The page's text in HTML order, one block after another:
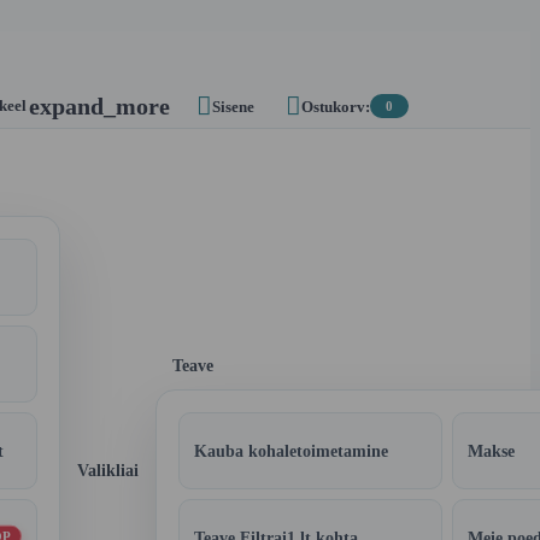
expand_more Sisene Ostukorv: 0
Valikliai
Teave
Kauba kohaletoimetamine Makse